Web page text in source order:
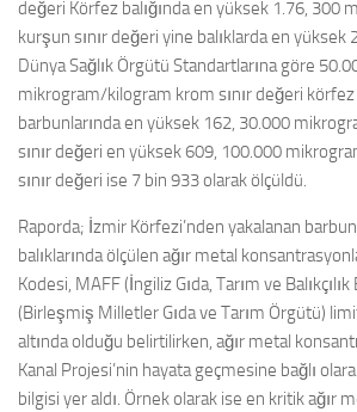
değeri Körfez balığında en yüksek 1.76, 300
kurşun sınır değeri yine balıklarda en yüksek
Dünya Sağlık Örgütü Standartlarına göre
mikrogram/kilogram krom sınır değeri körfez
barbunlarında en yüksek 162, 30.000
sınır değeri en yüksek 609, 100.000
sınır değeri ise 7 bin 933 olarak ölçüldü.
Raporda; İzmir Körfezi’nden yakalanan
balıklarında ölçülen ağır metal
Kodesi, MAFF (İngiliz Gıda, Tarım ve Balıkçılık
(Birleşmiş Milletler Gıda ve Tarım Örgütü)
altında olduğu belirtilirken, ağır metal
Kanal Projesi’nin hayata geçmesine bağlı
bilgisi yer aldı. Örnek olarak ise en kritik ağır